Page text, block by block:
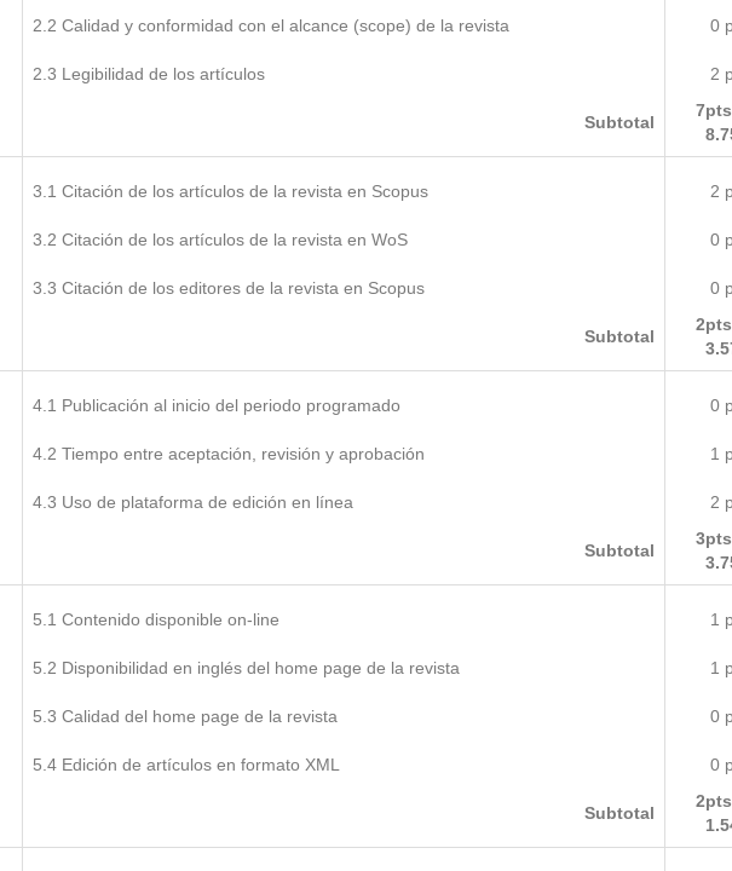
2.2 Calidad y conformidad con el alcance (scope) de la revista
2.3 Legibilidad de los artículos
Subtotal
0
2
3.1 Citación de los artículos de la revista en Scopus
3.2 Citación de los artículos de la revista en WoS
3.3 Citación de los editores de la revista en Scopus
Subtotal
2
0
0
4.1 Publicación al inicio del periodo programado
4.2 Tiempo entre aceptación, revisión y aprobación
4.3 Uso de plataforma de edición en línea
Subtotal
0
1
2
5.1 Contenido disponible on-line
5.2 Disponibilidad en inglés del home page de la revista
5.3 Calidad del home page de la revista
5.4 Edición de artículos en formato XML
Subtotal
1
1
0
0